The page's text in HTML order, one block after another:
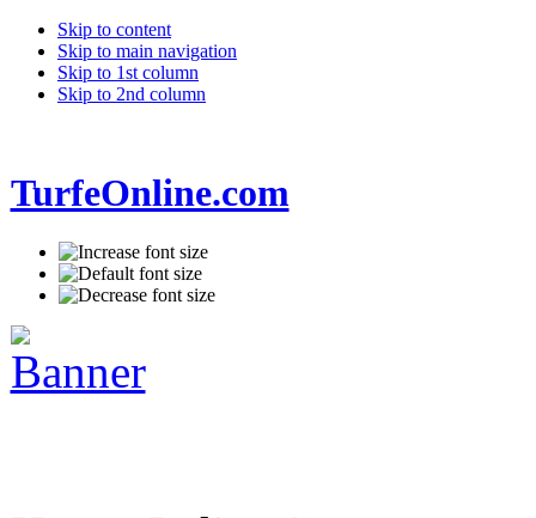
Skip to content
Skip to main navigation
Skip to 1st column
Skip to 2nd column
TurfeOnline.com